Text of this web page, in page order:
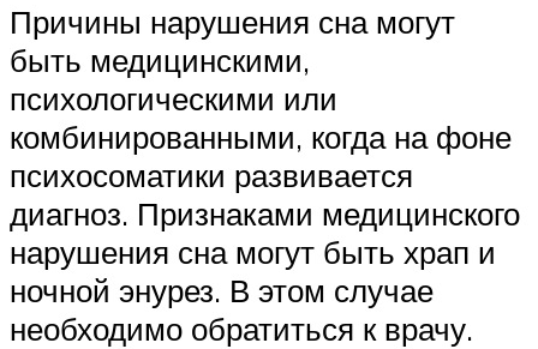
Причины нарушения сна могут
быть медицинскими,
психологическими или
комбинированными, когда на фоне
психосоматики развивается
диагноз. Признаками медицинского
нарушения сна могут быть храп и
ночной энурез. В этом случае
необходимо обратиться к врачу.